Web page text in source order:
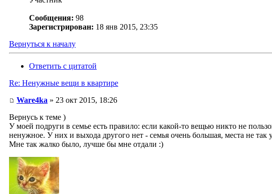
Сообщения: 98
Зарегистрирован: 18 янв 2015, 23:35
Вернуться к началу
Ответить с цитатой
Re: Ненужные вещи в квартире
Ware4ka » 23 окт 2015, 18:26
Вернусь к теме )
У моей подруги в семье есть правило: если какой-то вещью никто не
ненужное. У них и выхода другого нет - семья очень большая, места не
Мне так жалко было, лучше бы мне отдали :)